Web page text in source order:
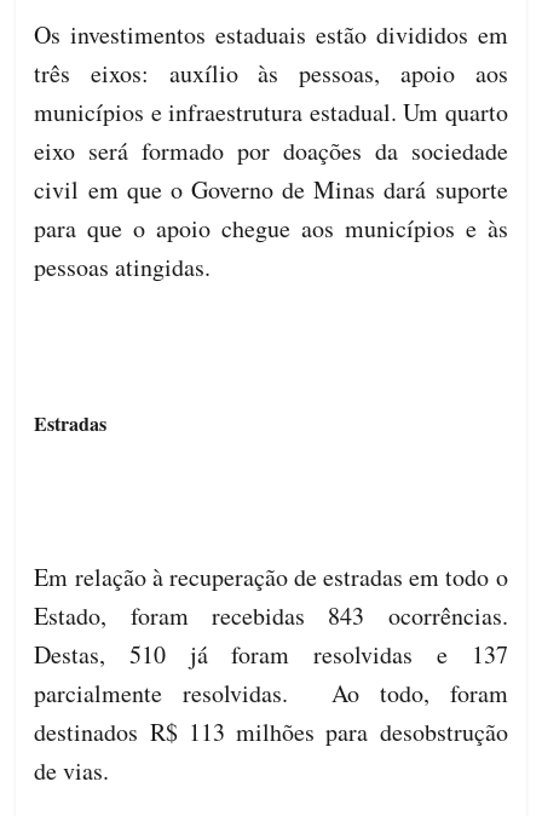
Os investimentos estaduais estão divididos em
três eixos: auxílio às pessoas, apoio aos
municípios e infraestrutura estadual. Um quarto
eixo será formado por doações da sociedade
civil em que o Governo de Minas dará suporte
para que o apoio chegue aos municípios e às
pessoas atingidas.
Estradas
Em relação à recuperação de estradas em todo o
Estado, foram recebidas 843 ocorrências.
Destas, 510 já foram resolvidas e 137
parcialmente resolvidas. Ao todo, foram
destinados R$ 113 milhões para desobstrução
de vias.